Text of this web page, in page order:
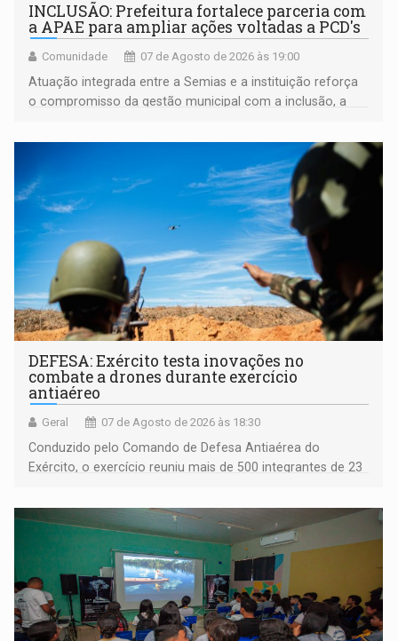
INCLUSÃO: Prefeitura fortalece parceria com
a APAE para ampliar ações voltadas a PCD's
Comunidade 07 de Agosto de 2026 às 19:00
Atuação integrada entre a Semias e a instituição reforça
o compromisso da gestão municipal com a inclusão, a
DEFESA: Exército testa inovações no
combate a drones durante exercício
antiaéreo
Geral 07 de Agosto de 2026 às 18:30
Conduzido pelo Comando de Defesa Antiaérea do
Exército, o exercício reuniu mais de 500 integrantes de 23